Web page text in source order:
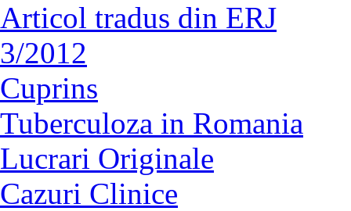
Articol tradus din ERJ
3/2012
Cuprins
Tuberculoza in Romania
Lucrari Originale
Cazuri Clinice